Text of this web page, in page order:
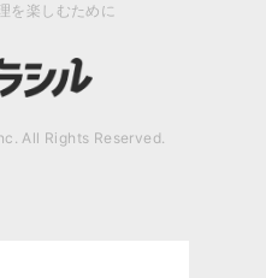
を楽しむために
All Rights Reserved.